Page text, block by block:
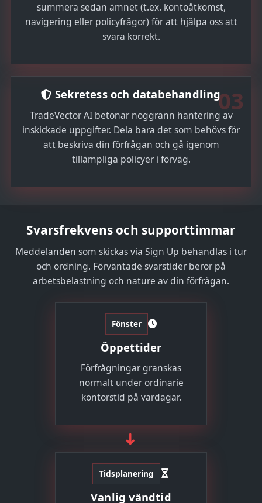
summera sedan ämnet (t.ex. kontoåtkomst,
navigering eller policyfrågor) för att hjälpa oss att
svara korrekt.
03
Sekretess och databehandling
TradeVector AI betonar noggrann hantering av
inskickade uppgifter. Dela bara det som behövs för
att beskriva din förfrågan och gå igenom
tillämpliga policyer i förväg.
Svarsfrekvens och supporttimmar
Meddelanden som skickas via Sign Up behandlas i tur
och ordning. Förväntade svarstider beror på
arbetsbelastning och nature av din förfrågan.
Fönster
Öppettider
Förfrågningar granskas
normalt under ordinarie
kontorstid på vardagar.
➜
Tidsplanering
Vanlig vändtid